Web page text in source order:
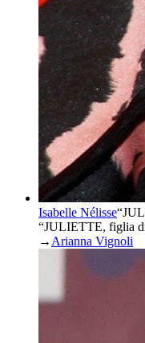
Isabelle Nélisse“
“JULIETTE, figlia
→ Arianna Vignoli